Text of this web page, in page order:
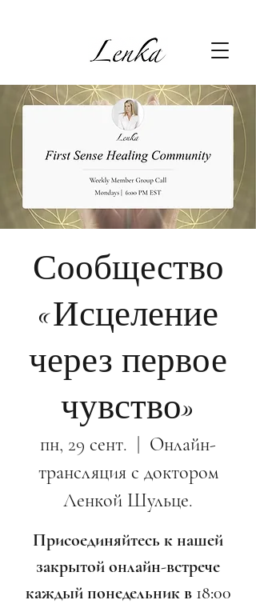
Сообщество
«Исцеление
через первое
чувство»
пн, 29 сент.
Онлайн-
трансляция с доктором
Ленкой Шульце.
Присоединяйтесь к нашей
закрытой онлайн-встрече
каждый понедельник в 18:00